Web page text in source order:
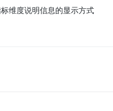
维度说明信息的显示方式